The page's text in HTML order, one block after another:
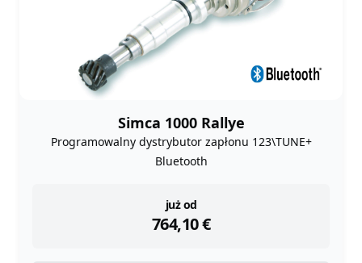
Simca 1000 Rallye
Programowalny dystrybutor zapłonu 123\TUNE+
Bluetooth
już od
764,10€
instock